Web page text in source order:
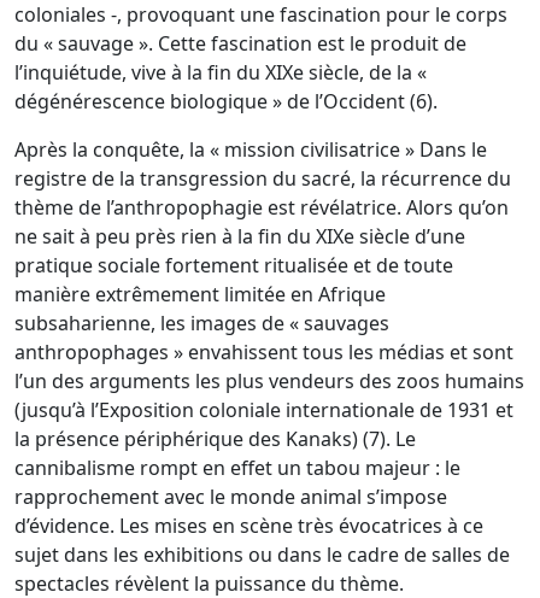
coloniales -, provoquant une fascination pour le corps
du « sauvage ». Cette fascination est le produit de
l’inquiétude, vive à la fin du XIXe siècle, de la «
dégénérescence biologique » de l’Occident (6).
Après la conquête, la « mission civilisatrice » Dans le
registre de la transgression du sacré, la récurrence du
thème de l’anthropophagie est révélatrice. Alors qu’on
ne sait à peu près rien à la fin du XIXe siècle d’une
pratique sociale fortement ritualisée et de toute
manière extrêmement limitée en Afrique
subsaharienne, les images de « sauvages
anthropophages » envahissent tous les médias et sont
l’un des arguments les plus vendeurs des zoos humains
(jusqu’à l’Exposition coloniale internationale de 1931 et
la présence périphérique des Kanaks) (7). Le
cannibalisme rompt en effet un tabou majeur : le
rapprochement avec le monde animal s’impose
d’évidence. Les mises en scène très évocatrices à ce
sujet dans les exhibitions ou dans le cadre de salles de
spectacles révèlent la puissance du thème.